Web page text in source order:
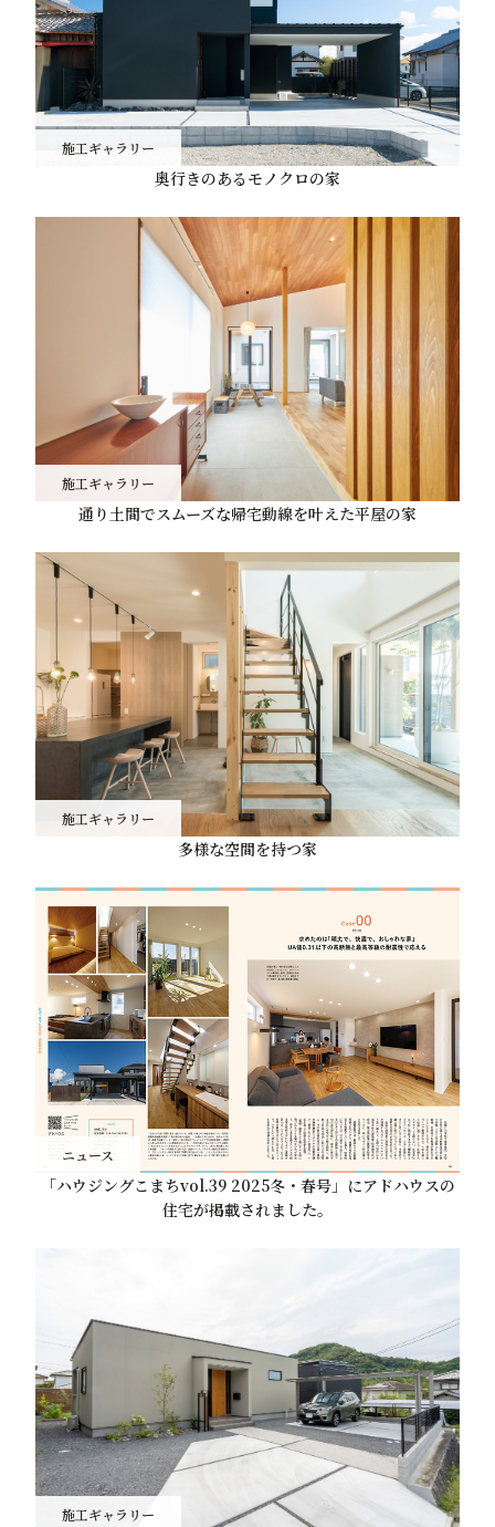
施工ギャラリー
奥行きのあるモノクロの家
施工ギャラリー
通り土間でスムーズな帰宅動線を叶えた平屋の家
施工ギャラリー
多様な空間を持つ家
ニュース
「ハウジングこまちvol.39 2025冬・春号」にアドハウスの
住宅が掲載されました。
施工ギャラリー